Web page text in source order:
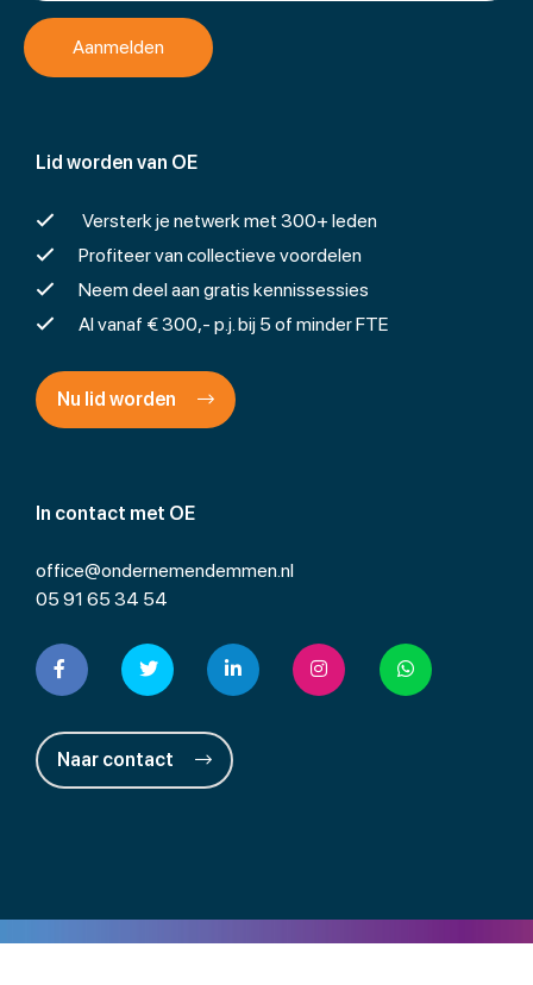
In contact met OE
office@ondernemendemmen.nl
05 91 65 34 54
Naar contact
Lid worden van OE
Versterk je netwerk met 300+ leden
Profiteer van collectieve voordelen
Neem deel aan gratis kennissessies
Al vanaf € 300,- p.j. bij 5 of minder FTE
Nu lid worden